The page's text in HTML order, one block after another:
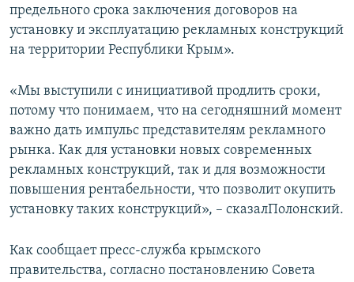
предельного срока заключения договоров на
установку и эксплуатацию рекламных конструкций
на территории Республики Крым».
«Мы выступили с инициативой продлить сроки,
потому что понимаем, что на сегодняшний момент
важно дать импульс представителям рекламного
рынка. Как для установки новых современных
рекламных конструкций, так и для возможности
повышения рентабельности, что позволит окупить
установку таких конструкций», – сказалПолонский.
Как сообщает пресс-служба крымского
правительства, согласно постановлению Совета